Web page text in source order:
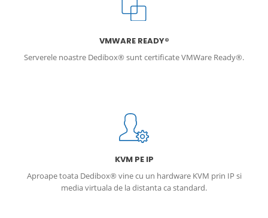
VMWARE READY®
Serverele noastre Dedibox® sunt certificate VMWare Ready®.
KVM PE IP
Aproape toata Dedibox® vine cu un hardware KVM prin IP si
media virtuala de la distanta ca standard.